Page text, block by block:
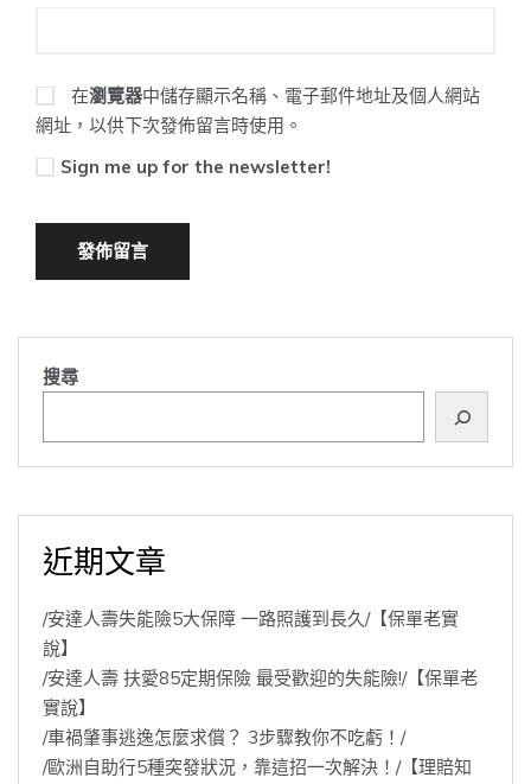
在瀏覽器中儲存顯示名稱、電子郵件地址及個人網站
網址，以供下次發佈留言時使用。
Sign me up for the newsletter!
搜尋
近期文章
/安達人壽失能險5大保障 一路照護到長久/【保單老實
說】
/安達人壽 扶愛85定期保險 最受歡迎的失能險!/【保單老
實說】
/車禍肇事逃逸怎麼求償？ 3步驟教你不吃虧！/
/歐洲自助行5種突發狀況，靠這招一次解決！/【理賠知